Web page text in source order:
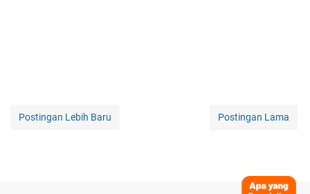
Postingan Lebih Baru Postingan Lama